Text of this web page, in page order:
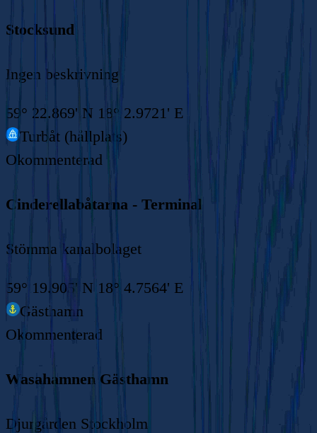
Stocksund
Ingen beskrivning
59° 22.869' N 18° 2.9721' E
Turbåt (hållplats)
Okommenterad
Cinderellabåtarna - Terminal
Stömma kanalbolaget
59° 19.905' N 18° 4.7564' E
Gästhamn
Okommenterad
Wasahamnen Gästhamn
Djurgården Stockholm